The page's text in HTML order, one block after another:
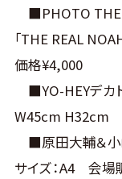
■PHOTO THE
｢THE REAL
価格¥4,000
■YO-HEYデカ
W45cm H32cm
■原田大輔＆小
サイズ：A4 会場